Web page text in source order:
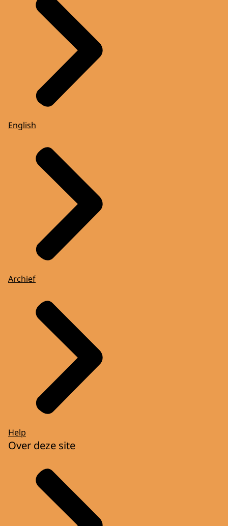
English
Archief
Help
Over deze site